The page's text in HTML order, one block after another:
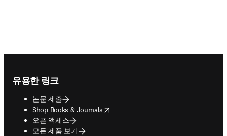
유용한 링크
논문 제출
Shop Books & Journals
opens in new tab/window
오픈 액세스
모든 제품 보기